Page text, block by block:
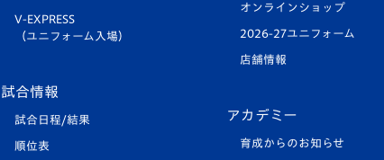
V-EXPRESS
（ユニフォーム入場）
試合情報
試合日程/結果
順位表
オンラインショップ
2026-27ユニフォーム
店舗情報
アカデミー
育成からのお知らせ